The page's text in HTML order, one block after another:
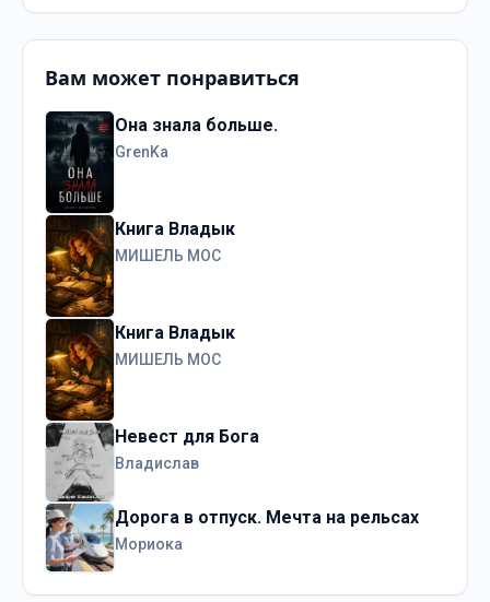
Вам может понравиться
Она знала больше.
GrenKa
Книга Владык
МИШЕЛЬ МОС
Книга Владык
МИШЕЛЬ МОС
Невест для Бога
Владислав
Дорога в отпуск. Мечта на рельсах
Мориока